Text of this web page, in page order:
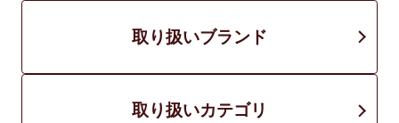
取り扱いブランド
取り扱いカテゴリ